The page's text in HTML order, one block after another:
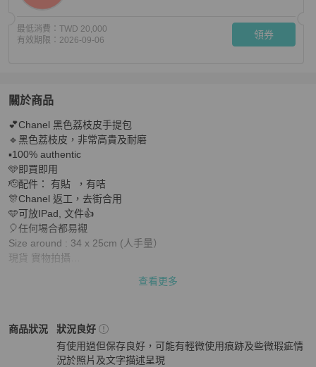
最低消費： TWD 20,000
有效期限： 2026-09-06 領券
關於商品
關於大減價 Chanel 手提包/ Chanel手包/ Chanel 袋/ lv
💕Chanel 黑色荔枝皮手提包
🔹黑色荔枝皮，非常高貴及耐磨
▪️100% authentic
🩵即買即用
🫡配件： 有貼  ，有咭
🎊Chanel 返工，去街合用
🩵可放IPad, 文件👍
🎈任何埸合都易襯
Size around : 34 x 25cm (人手量）
現貨 實物拍攝
查看更多
商品狀況
Chanel女包商品狀態與細節
狀況良好
有使用過但保存良好，可能有輕微使用痕跡及些微瑕疵情
況於照片及文字描述呈現